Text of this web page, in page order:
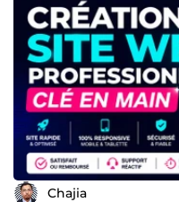
sites internet
de recherche, et je suis
avec mes clients.
Comeup.com pour en
impatient de travailler
dont vous avez besoin
ligne.
Chajia